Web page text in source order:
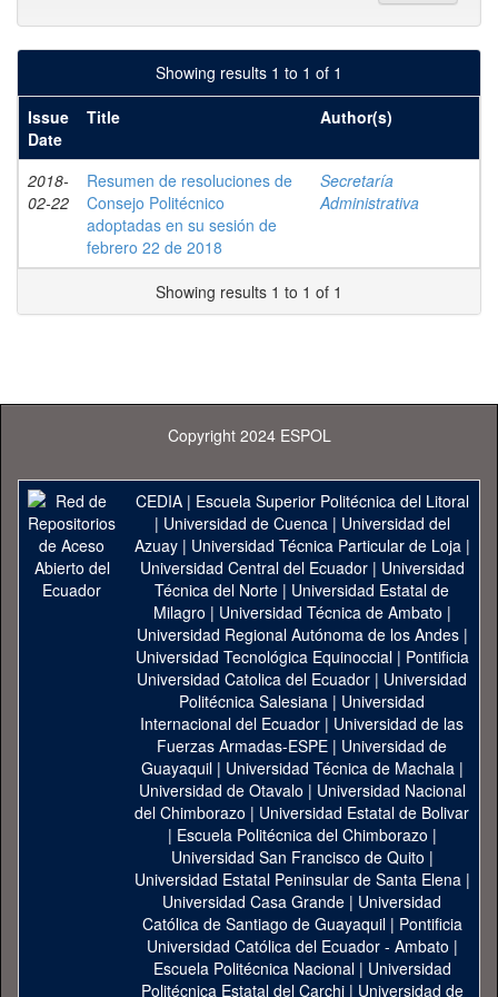
Showing results 1 to 1 of 1
Issue
Date
Title Author(s)
2018-
02-22
Resumen de resoluciones de
Consejo Politécnico
adoptadas en su sesión de
febrero 22 de 2018
Secretaría
Administrativa
Showing results 1 to 1 of 1
Copyright 2024 ESPOL
CEDIA| Escuela Superior Politécnica del Litoral
| Universidad de Cuenca| Universidad del
Azuay| Universidad Técnica Particular de Loja|
Universidad Central del Ecuador| Universidad
Técnica del Norte | Universidad Estatal de
Milagro | Universidad Técnica de Ambato |
Universidad Regional Autónoma de los Andes|
Universidad Tecnológica Equinoccial| Pontificia
Universidad Catolica del Ecuador | Universidad
Politécnica Salesiana | Universidad
Internacional del Ecuador | Universidad de las
Fuerzas Armadas-ESPE | Universidad de
Guayaquil| Universidad Técnica de Machala|
Universidad de Otavalo | Universidad Nacional
del Chimborazo | Universidad Estatal de Bolivar
| Escuela Politécnica del Chimborazo |
Universidad San Francisco de Quito |
Universidad Estatal Peninsular de Santa Elena|
Universidad Casa Grande | Universidad
Católica de Santiago de Guayaquil| Pontificia
Universidad Católica del Ecuador - Ambato |
Escuela Politécnica Nacional| Universidad
Politécnica Estatal del Carchi| Universidad de